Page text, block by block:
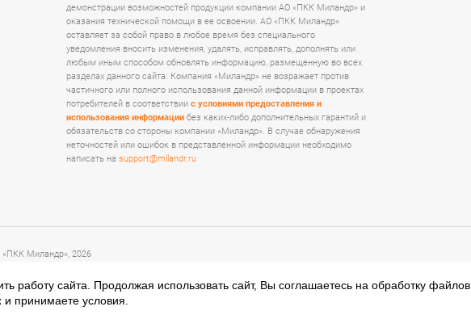
демонстрации возможностей продукции компании АО «ПКК Миландр» и
оказания технической помощи в ее освоении. АО «ПКК Миландр»
оставляет за собой право в любое время без специального
уведомления вносить изменения, удалять, исправлять, дополнять или
любым иным способом обновлять информацию, размещенную во всех
разделах данного сайта. Компания «Миландр» не возражает против
частичного или полного использования данной информации в проектах
потребителей в соответствии с условиями предоставления и
использования информации без каких-либо дополнительных гарантий и
обязательств со стороны компании «Миландр». В случае обнаружения
неточностей или ошибок в представленной информации необходимо
написать на support@milandr.ru
Миландр», 2026
работу сайта. Продолжая использовать сайт, Вы соглашаетесь на обработку файлов
и принимаете условия.